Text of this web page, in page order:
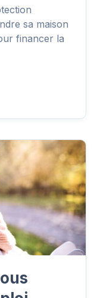
sa maison
financer la